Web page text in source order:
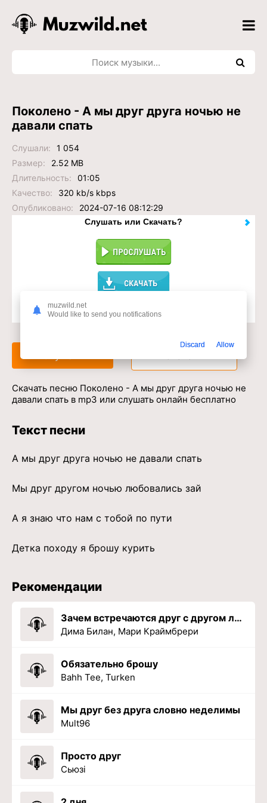
Поколено - А мы друг друга ночью не
давали спать
Слушали:
1 054
Размер:
2.52 MB
Длительность:
01:05
Качество:
320 kb/s kbps
Опубликовано:
2024-07-16 08:12:29
Слушать или Скачать?
Доступ к музыкальному сервису
Скачать песню Поколено - А мы друг друга ночью не
давали спать в mp3 или слушать онлайн бесплатно
Текст песни
А мы друг друга ночью не давали спать
Мы друг другом ночью любовались зай
А я знаю что нам с тобой по пути
Детка походу я брошу курить
Рекомендации
Зачем встречаются друг с другом люди
Дима Билан, Мари Краймбрери
Обязательно брошу
Bahh Tee, Turken
Мы друг без друга словно неделимы
Mult96
Просто друг
Сьюзі
muzwild.net
Would like to send you notifications
Discard Allow